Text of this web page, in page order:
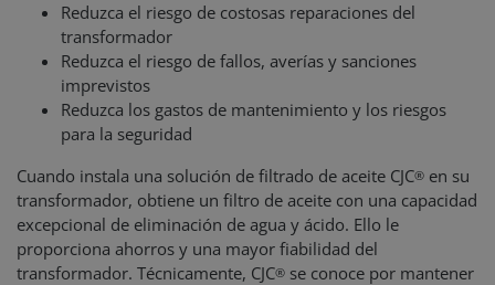
Reduzca el riesgo de costosas reparaciones del
transformador
Reduzca el riesgo de fallos, averías y sanciones
imprevistos
Reduzca los gastos de mantenimiento y los riesgos
para la seguridad
Cuando instala una solución de filtrado de aceite CJC® en su
transformador, obtiene un filtro de aceite con una capacidad
excepcional de eliminación de agua y ácido. Ello le
proporciona ahorros y una mayor fiabilidad del
transformador. Técnicamente, CJC® se conoce por mantener